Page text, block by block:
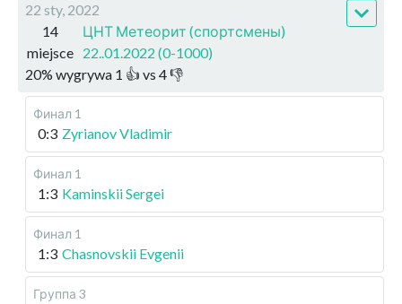
22 sty, 2022
14
miejsce
ЦНТ Метеорит (спортсмены)
22..01.2022 (0-1000)
20% wygrywa 1 👍 vs 4👎
Финал 1
0:3 Zyrianov Vladimir
Финал 1
1:3 Kaminskii Sergei
Финал 1
1:3 Chasnovskii Evgenii
Группа 3